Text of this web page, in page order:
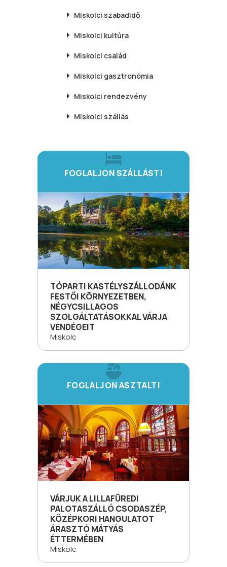
Miskolci szabadidő
Miskolci kultúra
Miskolci család
Miskolci gasztronómia
Miskolci rendezvény
Miskolci szállás
FOGLALJON SZÁLLÁST!
TÓPARTI KASTÉLYSZÁLLODÁNK
FESTŐI KÖRNYEZETBEN,
NÉGYCSILLAGOS
SZOLGÁLTATÁSOKKAL VÁRJA
VENDÉGEIT
Miskolc
FOGLALJON ASZTALT!
VÁRJUK A LILLAFÜREDI
PALOTASZÁLLÓ CSODASZÉP,
KÖZÉPKORI HANGULATOT
ÁRASZTÓ MÁTYÁS
ÉTTERMÉBEN
Miskolc